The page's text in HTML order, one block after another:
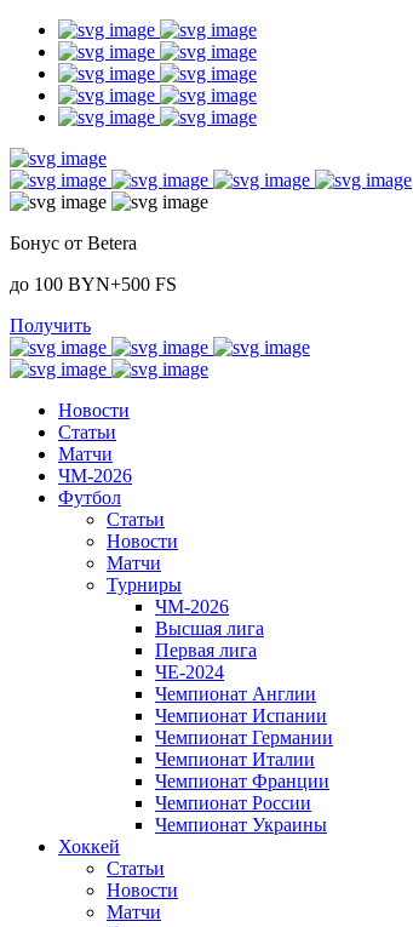
Бонус от Betera
до 100 BYN+500 FS
Получить
Новости
Статьи
Матчи
ЧМ-2026
Футбол
Статьи
Новости
Матчи
Турниры
ЧМ-2026
Высшая лига
Первая лига
ЧЕ-2024
Чемпионат Англии
Чемпионат Испании
Чемпионат Германии
Чемпионат Италии
Чемпионат Франции
Чемпионат России
Чемпионат Украины
Хоккей
Статьи
Новости
Матчи